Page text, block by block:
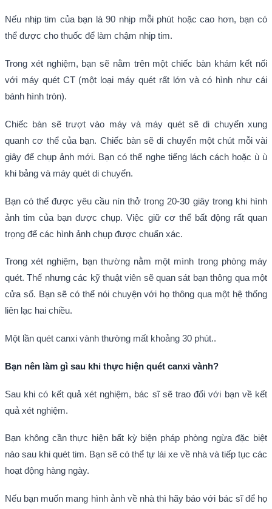
Nếu nhịp tim của bạn là 90 nhịp mỗi phút hoặc cao hơn, bạn có
thể được cho thuốc để làm chậm nhịp tim.
Trong xét nghiệm, bạn sẽ nằm trên một chiếc bàn khám kết nối
với máy quét CT (một loại máy quét rất lớn và có hình như cái
bánh hình tròn).
Chiếc bàn sẽ trượt vào máy và máy quét sẽ di chuyển xung
quanh cơ thể của bạn. Chiếc bàn sẽ di chuyển một chút mỗi vài
giây để chụp ảnh mới. Bạn có thể nghe tiếng lách cách hoặc ù ù
khi bảng và máy quét di chuyển.
Bạn có thể được yêu cầu nín thở trong 20-30 giây trong khi hình
ảnh tim của bạn được chụp. Việc giữ cơ thể bất động rất quan
trọng để các hình ảnh chụp được chuẩn xác.
Trong xét nghiệm, bạn thường nằm một mình trong phòng máy
quét. Thế nhưng các kỹ thuật viên sẽ quan sát bạn thông qua một
cửa sổ. Bạn sẽ có thể nói chuyện với họ thông qua một hệ thống
liên lạc hai chiều.
Một lần quét canxi vành thường mất khoảng 30 phút..
Bạn nên làm gì sau khi thực hiện quét canxi vành?
Sau khi có kết quả xét nghiệm, bác sĩ sẽ trao đổi với bạn về kết
quả xét nghiệm.
Bạn không cần thực hiện bất kỳ biện pháp phòng ngừa đặc biệt
nào sau khi quét tim. Bạn sẽ có thể tự lái xe về nhà và tiếp tục các
hoạt động hàng ngày.
Nếu bạn muốn mang hình ảnh về nhà thì hãy báo với bác sĩ để họ